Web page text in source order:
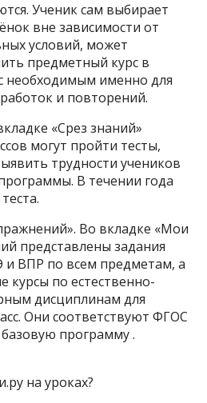
Ученик сам выбирает
вне зависимости от
условий, может
предметный курс в
необходимым именно для
и повторений.
«Срез знаний»
могут пройти тесты,
трудности учеников
В течении года
Во вкладке «Мои
представлены задания
и ВПР по всем предметам, а
курсы по естественно-
дисциплинам для
Они соответствуют ФГОС
программу .
на уроках?